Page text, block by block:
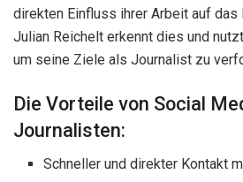
direkten Einfluss ihrer Arbeit auf das
Julian Reichelt erkennt dies und
um seine Ziele als Journalist zu
Die Vorteile von Social
Journalisten:
Schneller und direkter Kontakt